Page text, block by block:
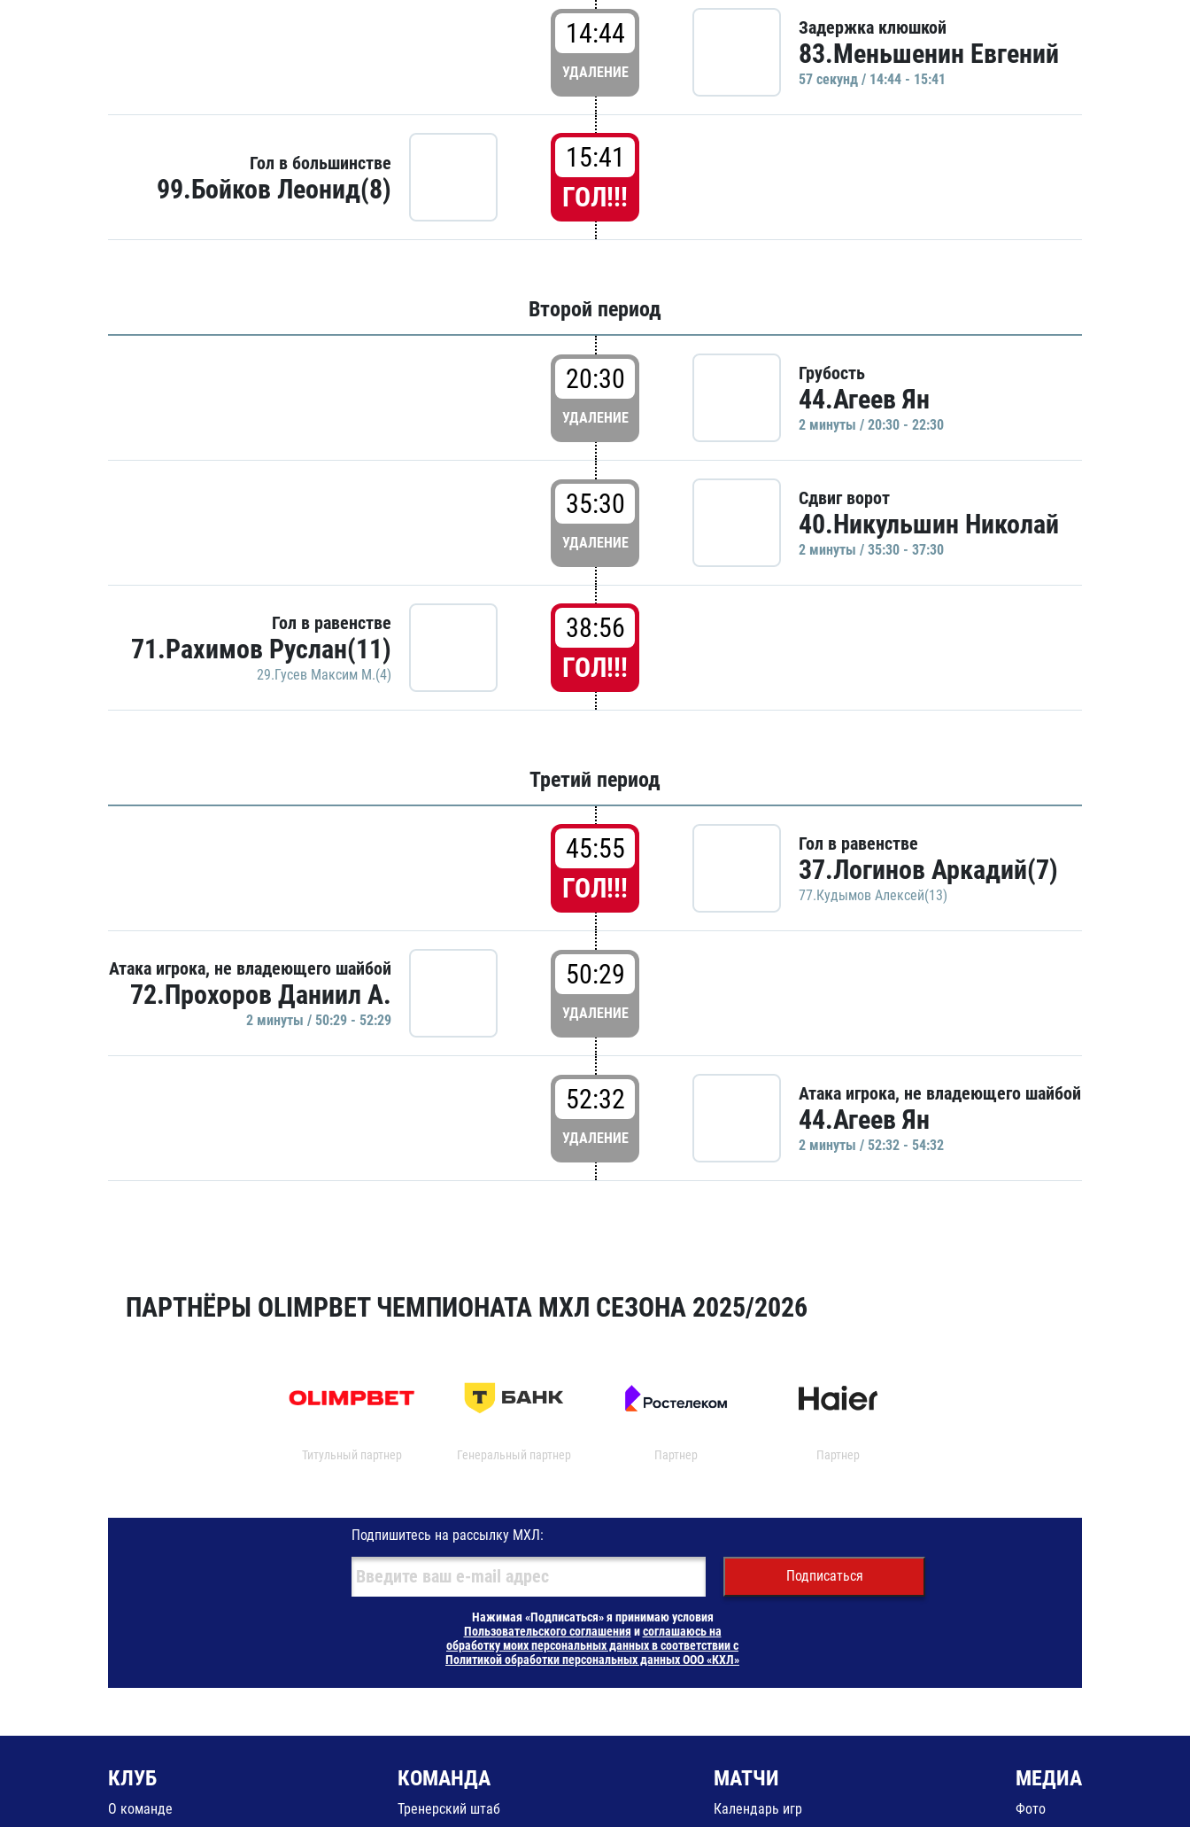
14:44
УДАЛЕНИЕ
Задержка клюшкой
83.Меньшенин Евгений
57 секунд / 14:44 - 15:41
Гол в большинстве
99.Бойков Леонид(8)
15:41
ГОЛ!!!
Второй период
20:30
УДАЛЕНИЕ
Грубость
44.Агеев Ян
2 минуты / 20:30 - 22:30
35:30
УДАЛЕНИЕ
Сдвиг ворот
40.Никульшин Николай
2 минуты / 35:30 - 37:30
Гол в равенстве
71.Рахимов Руслан(11)
29.Гусев Максим М.(4)
38:56
ГОЛ!!!
Третий период
45:55
ГОЛ!!!
Гол в равенстве
37.Логинов Аркадий(7)
77.Кудымов Алексей(13)
Атака игрока, не владеющего шайбой
72.Прохоров Даниил А.
2 минуты / 50:29 - 52:29
50:29
УДАЛЕНИЕ
52:32
УДАЛЕНИЕ
Атака игрока, не владеющего шайбой
44.Агеев Ян
2 минуты / 52:32 - 54:32
ПАРТНЁРЫ OLIMPBET ЧЕМПИОНАТА МХЛ СЕЗОНА 2025/2026
Титульный партнер Генеральный партнер Партнер Партнер
Подпишитесь на рассылку МХЛ:
Подписаться
Нажимая «Подписаться» я принимаю условия
Пользовательского соглашения исоглашаюсь на
обработку моих персональных данных в соответствии с
Политикой обработки персональных данных ООО «КХЛ»
КЛУБ
О команде
КОМАНДА
Тренерский штаб
МАТЧИ
Календарь игр
МЕДИА
Фото